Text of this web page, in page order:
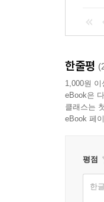
한줄평
1,000원
eBook은
클래스는
eBook 페
평점
한